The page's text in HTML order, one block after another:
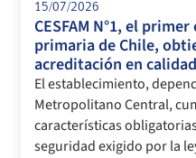
15/07/2026
CESFAM N°1, el
primaria de Chile,
acreditación en calidad
El establecimiento,
Metropolitano Central,
características
seguridad exigido por la